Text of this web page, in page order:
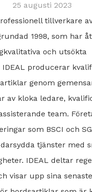
25 augusti 2023
tillverkare
1998, som har
och utsökta
IDEAL producerar
genom
av kloka ledare,
team.
som BSCI och
tjänster med
IDEAL deltar
visar upp sina